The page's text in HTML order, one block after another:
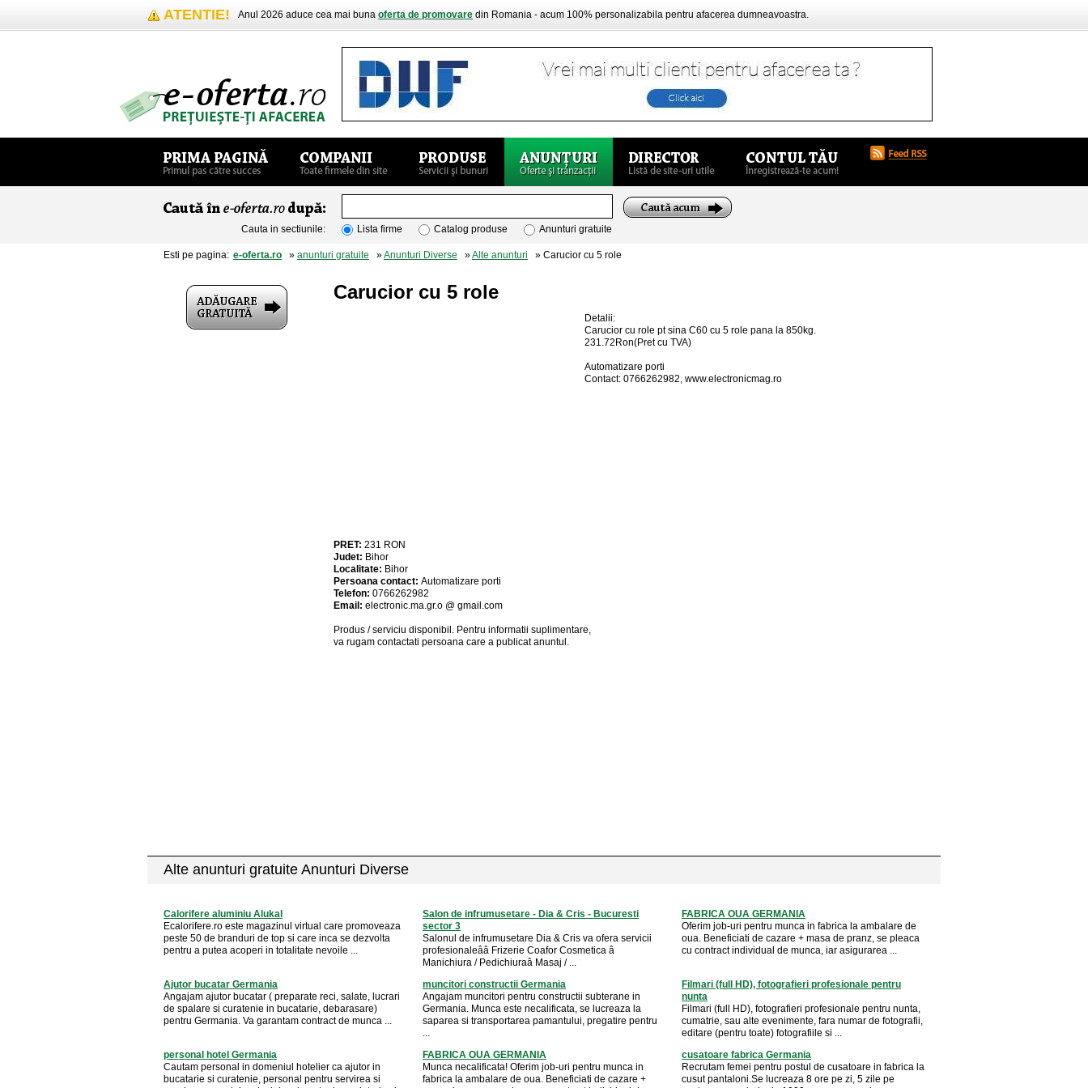
ATENTIE! Anul 2026 aduce cea mai buna oferta de promovare din Romania - acum 100% personalizabila pentru afacerea dumneavoastra.
Cauta in sectiunile: Lista firme Catalog produse Anunturi gratuite
Esti pe pagina: e-oferta.ro » anunturi gratuite »Anunturi Diverse »Alte anunturi » Carucior cu 5 role
Carucior cu 5 role
Detalii:
Carucior cu role pt sina C60 cu 5 role pana la 850kg.
231.72Ron(Pret cu TVA)
Automatizare porti
Contact: 0766262982, www.electronicmag.ro
PRET: 231 RON
Judet: Bihor
Localitate: Bihor
Persoana contact: Automatizare porti
Telefon: 0766262982
Email: electronic.ma.gr.o @ gmail.com
Produs / serviciu disponibil . Pentru informatii suplimentare,
va rugam contactati persoana care a publicat anuntul.
Alte anunturi gratuite Anunturi Diverse
Calorifere aluminiu Alukal
Ecalorifere.ro este magazinul virtual care promoveaza
peste 50 de branduri de top si care inca se dezvolta
pentru a putea acoperi in totalitate nevoile ...
Salon de infrumusetare - Dia & Cris - Bucuresti
sector 3
Salonul de infrumusetare Dia & Cris va ofera servicii
profesionaleââ Frizerie Coafor Cosmetica â
Manichiura / Pedichiuraâ Masaj / ...
FABRICA OUA GERMANIA
Oferim job-uri pentru munca in fabrica la ambalare de
oua. Beneficiati de cazare + masa de pranz, se pleaca
cu contract individual de munca, iar asigurarea ...
Ajutor bucatar Germania
Angajam ajutor bucatar ( preparate reci, salate, lucrari
de spalare si curatenie in bucatarie, debarasare)
pentru Germania. Va garantam contract de munca ...
muncitori constructii Germania
Angajam muncitori pentru constructii subterane in
Germania. Munca este necalificata, se lucreaza la
saparea si transportarea pamantului, pregatire pentru
...
Filmari (full HD), fotografieri profesionale pentru
nunta
Filmari (full HD), fotografieri profesionale pentru nunta,
cumatrie, sau alte evenimente, fara numar de fotografii,
editare (pentru toate) fotografiile si ...
personal hotel Germania
Cautam personal in domeniul hotelier ca ajutor in
bucatarie si curatenie, personal pentru servirea si
FABRICA OUA GERMANIA
Munca necalificata! Oferim job-uri pentru munca in
fabrica la ambalare de oua. Beneficiati de cazare +
cusatoare fabrica Germania
Recrutam femei pentru postul de cusatoare in fabrica la
cusut pantaloni.Se lucreaza 8 ore pe zi, 5 zile pe